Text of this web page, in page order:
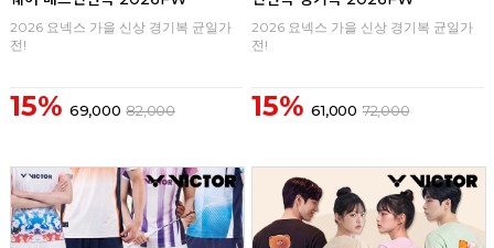
2026 요넥스 가을 신상 경기복 균일가
전!
15% 69,000 82,000
2026 요넥스 가을 신상 경기복 균일가
전!
15% 61,000 72,000